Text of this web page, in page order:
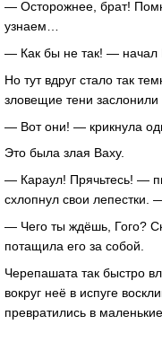
— Осторожнее, брат!
узнаем…
— Как бы не так! — начал
Но тут вдруг стало так
зловещие тени заслонили
— Вот они! — крикнула
Это была злая Ваху.
— Караул! Прячьтесь! —
схлопнул свои лепестки.
— Чего ты ждёшь, Гого?
потащила его за собой.
Черепашата так быстро
вокруг неё в испуге
превратились в